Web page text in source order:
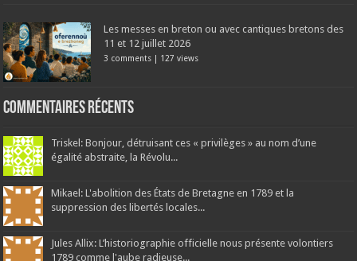
Les messes en breton ou avec cantiques bretons des
11 et 12 juillet 2026
3 comments | 127 views
Commentaires récents
Triskel: Bonjour, détruisant ces « privilèges » au nom d’une
égalité abstraite, la Révolu...
Mikael: L'abolition des États de Bretagne en 1789 et la
suppression des libertés locales...
Jules Allix: L’historiographie officielle nous présente volontiers
1789 comme l'aube radieuse...